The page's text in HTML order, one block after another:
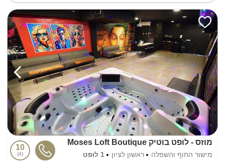
מוזס - לופט בוטיק Moses Loft Boutique
מישור החוף והשפלה ראשון לציון 1 לופט
10
4